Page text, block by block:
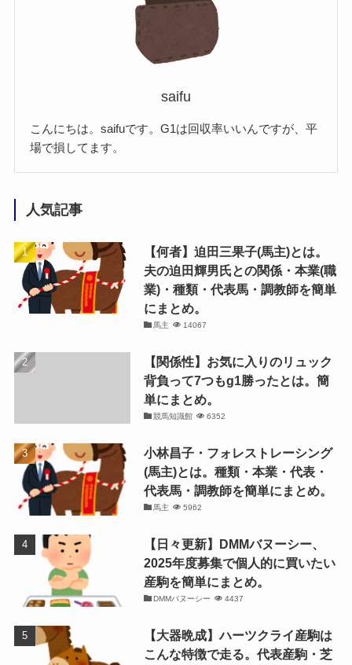
saifu
こんにちは。saifuです。G1は回収率いいんですが、平
場で損してます。
人気記事
【何者】迫田三果子(馬主)とは。
夫の迫田輝男氏との関係・本業(職
業)・種類・代表馬・調教師を簡単
にまとめ。
馬主 14067
【関係性】お気に入りのリュック
背負って7つもg1勝ったとは。簡
単にまとめ。
競馬知識館 6352
小林昌子・フォレストレーシング
(馬主)とは。種類・本業・代表・
代表馬・調教師を簡単にまとめ。
馬主 5962
【日々更新】DMMバヌーシー、
2025年度募集で個人的に買いたい
産駒を簡単にまとめ。
DMMバヌーシー 4437
【大器晩成】ハーツクライ産駒は
こんな特徴で走る。代表産駒・芝